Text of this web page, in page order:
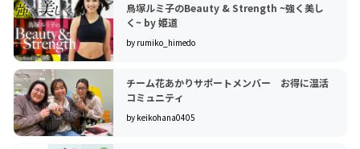
鳥塚ルミ子のBeauty & Strength ~強く美し
く~ by 姫道
by rumiko_himedo
チーム花あかりサポートメンバー お得に温活
コミュニティ
by keikohana0405